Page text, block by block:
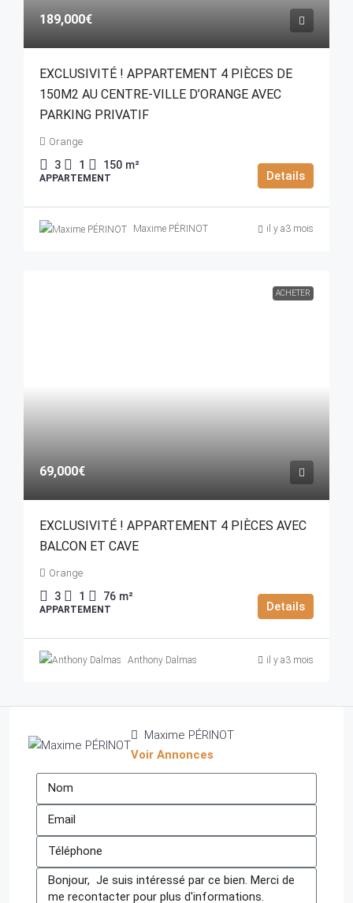
189,000€
EXCLUSIVITÉ ! APPARTEMENT 4 PIÈCES DE
150M2 AU CENTRE-VILLE D’ORANGE AVEC
PARKING PRIVATIF
Orange
3 1 150 m²
APPARTEMENT Details
Maxime PÉRINOT il y a3 mois
ACHETER
69,000€
EXCLUSIVITÉ ! APPARTEMENT 4 PIÈCES AVEC
BALCON ET CAVE
Orange
3 1 76 m²
APPARTEMENT Details
Anthony Dalmas il y a3 mois
Maxime PÉRINOT
Voir Annonces